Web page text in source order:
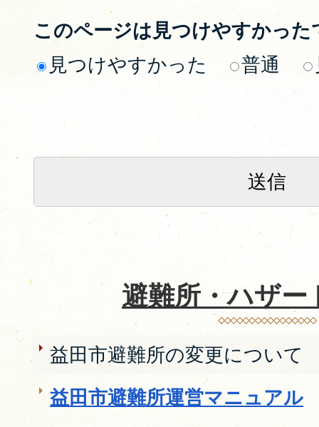
このページは見つけやすかった
見つけやすかった
普通
避難所・ハザー
益田市避難所の変更について
益田市避難所運営マニュアル